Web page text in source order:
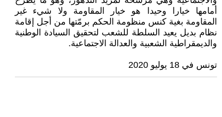
أمامها خيارا وحيدا هو خيار المقاومة ولا شيء غير
المقاومة بغية كنس منظومة الحكم برمّتها من أجل إقامة
نظام بديل يعيد السلطة للشعب لتحقيق السيادة الوطنية
والديمقراطية الشعبية والعدالة الاجتماعية.
تونس في 18 يوليو 2020